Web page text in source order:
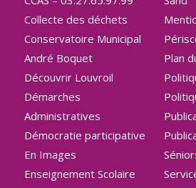
Collecte des déchets
Conservatoire Municipal
André Boquet
Découvrir Louvroil
Démarches
Administratives
Démocratie participative
En Images
Enseignement Scolaire
Plan